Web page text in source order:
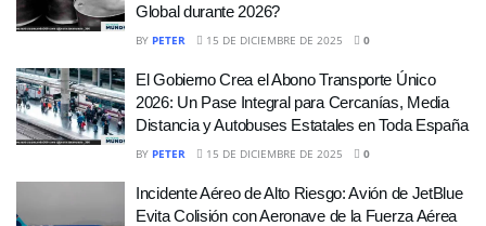
Global durante 2026?
BY PETER 15 DE DICIEMBRE DE 2025 0
El Gobierno Crea el Abono Transporte Único
2026: Un Pase Integral para Cercanías, Media
Distancia y Autobuses Estatales en Toda España
BY PETER 15 DE DICIEMBRE DE 2025 0
Incidente Aéreo de Alto Riesgo: Avión de JetBlue
Evita Colisión con Aeronave de la Fuerza Aérea